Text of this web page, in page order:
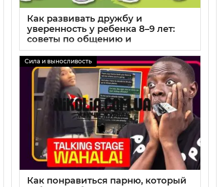
Как развивать дружбу и
уверенность у ребенка 8–9 лет:
советы по общению и
социальным навыкам
02 09 2025 0
Сила и выносливость
Как понравиться парню, который